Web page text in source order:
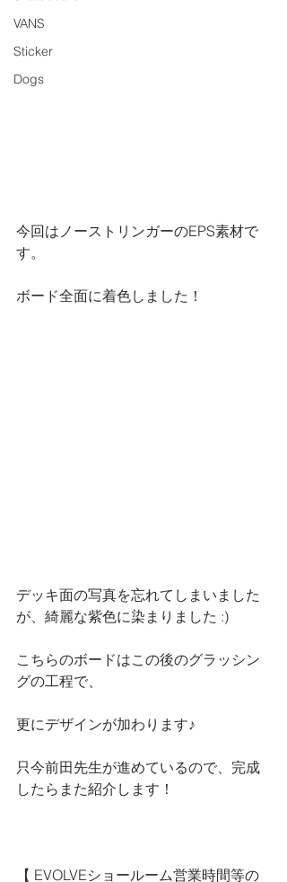
VANS
Sticker
Dogs
今回はノーストリンガーのEPS素材で
す。
ボード全面に着色しました！
デッキ面の写真を忘れてしまいました
が、綺麗な紫色に染まりました :)
こちらのボードはこの後のグラッシン
グの工程で、
更にデザインが加わります♪
只今前田先生が進めているので、完成
したらまた紹介します！
【 EVOLVEショールーム営業時間等の